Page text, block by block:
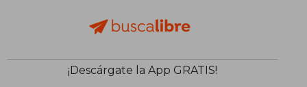
¡Descárgate la App GRATIS!